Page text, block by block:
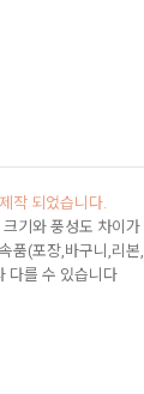
작 되었습니다.
기와 풍성도 차이가
품(포장,바구니,리
다를 수 있습니다